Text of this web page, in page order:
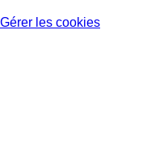
Gérer les cookies